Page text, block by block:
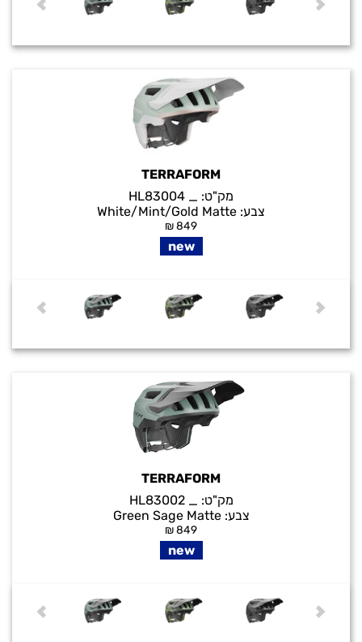
TERRAFORM
מק"ט:
צבע: White/Mint/Gold Matte
₪849
new
TERRAFORM
מק"ט:
_ HL83002
צבע:Green Sage Matte
₪849
new